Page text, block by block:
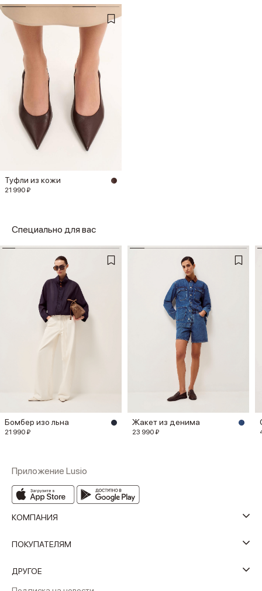
Туфли из кожи
21 990 ₽
Специально для вас
Бомбер изо льна
21 990 ₽
Жакет из денима
23 990 ₽
Приложение Lusio
КОМПАНИЯ
ПОКУПАТЕЛЯМ
ДРУГОЕ